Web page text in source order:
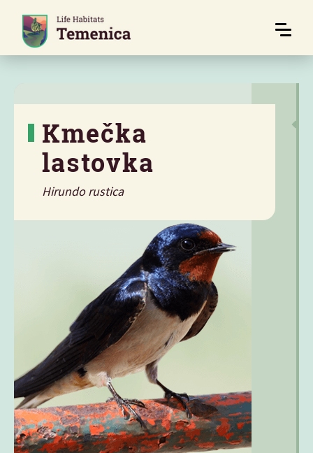
Kmečka
lastovka
Hirundo rustica